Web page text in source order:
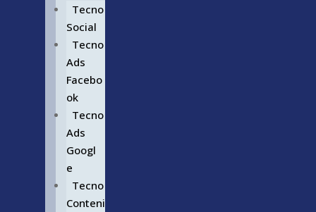
Tecno
Social
Tecno
Ads
Facebo
ok
Tecno
Ads
Googl
e
Tecno
Conteni